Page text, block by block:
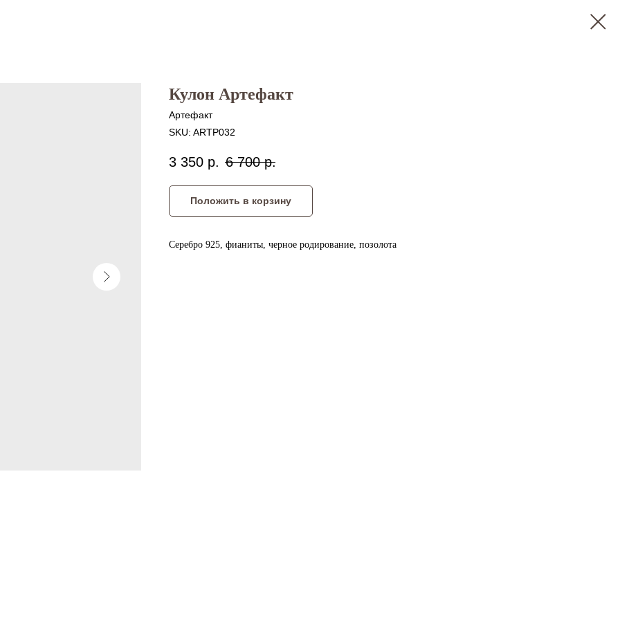
Кулон Артефакт
Артефакт
SKU: ARTP032
3 350 р. 6 700 р.
Положить в корзину
Серебро 925, фианиты, черное родирование, позолота